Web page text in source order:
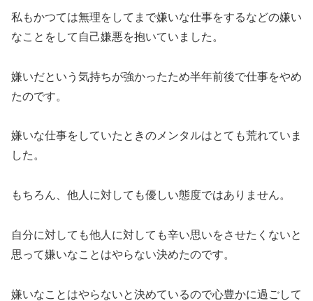
私もかつては無理をしてまで嫌いな仕事をするなどの嫌い
なことをして自己嫌悪を抱いていました。
嫌いだという気持ちが強かったため半年前後で仕事をやめ
たのです。
嫌いな仕事をしていたときのメンタルはとても荒れていま
した。
もちろん、他人に対しても優しい態度ではありません。
自分に対しても他人に対しても辛い思いをさせたくないと
思って嫌いなことはやらない決めたのです。
嫌いなことはやらないと決めているので心豊かに過ごして